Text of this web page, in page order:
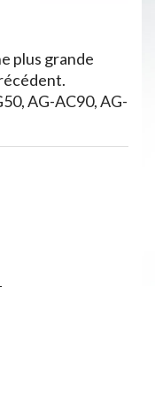
plus grande
AG-AC90, AG-